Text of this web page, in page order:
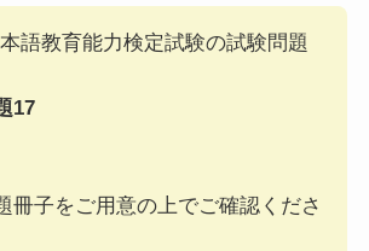
語教育能力検定試験の試験問題
17
冊子をご用意の上でご確認くださ